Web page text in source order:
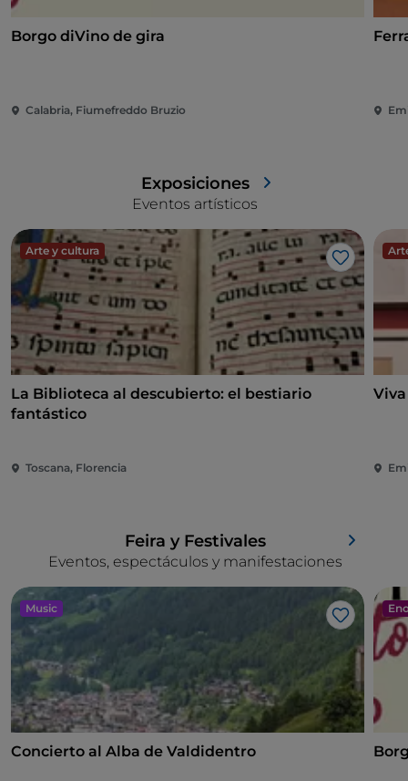
Borgo diVino de gira
Calabria, Fiumefreddo Bruzio
Eventos artísticos
Exposiciones
Arte y cultura
Me gusta
La Biblioteca al descubierto: el bestiario
fantástico
Toscana, Florencia
Eventos, espectáculos y manifestaciones
Feira y Festivales
Music
Me gusta
Concierto al Alba de Valdidentro